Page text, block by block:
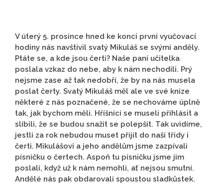
V úterý 5. prosince hned ke konci první vyučovací
hodiny nás navštívil svatý Mikuláš se svými anděly.
Ptáte se, a kde jsou čerti? Naše paní učitelka
poslala vzkaz do nebe, aby k nám nechodili. Prý
nejsme zase až tak nedobří, že by na nás musela
poslat čerty. Svatý Mikuláš měl ale ve své knize
některé z nás poznačené, že se nechováme úplně
tak, jak bychom měli. Hříšníci se museli přihlásit a
slíbili, že se budou snažit se polepšit. Tak uvidíme,
jestli za rok nebudou muset přijít do naší třídy i
čerti. Mikulášovi a jeho andělům jsme zazpívali
písničku o čertech. Aspoň tu písničku jsme jim
poslali, když už k nám nemohli, ať nejsou smutní.
Andělé nás pak obdarovali spoustou sladkůstek.